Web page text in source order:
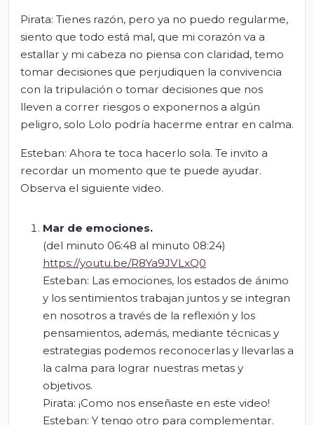
Pirata: Tienes razón, pero ya no puedo regularme,
siento que todo está mal, que mi corazón va a
estallar y mi cabeza no piensa con claridad, temo
tomar decisiones que perjudiquen la convivencia
con la tripulación o tomar decisiones que nos
lleven a correr riesgos o exponernos a algún
peligro, solo Lolo podría hacerme entrar en calma.
Esteban: Ahora te toca hacerlo sola. Te invito a
recordar un momento que te puede ayudar.
Observa el siguiente video.
Mar de emociones.
(del minuto 06:48 al minuto 08:24)
https://youtu.be/R8Ya9JVLxQ0
Esteban: Las emociones, los estados de ánimo
y los sentimientos trabajan juntos y se integran
en nosotros a través de la reflexión y los
pensamientos, además, mediante técnicas y
estrategias podemos reconocerlas y llevarlas a
la calma para lograr nuestras metas y
objetivos.
Pirata: ¡Como nos enseñaste en este video!
Esteban: Y tengo otro para complementar.